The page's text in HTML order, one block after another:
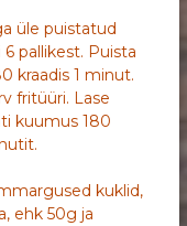
üle puistatud
pallikest. Puista
kraadis 1 minut.
fritüüri. Lase
kuumus 180
kuklid,
ehk 50g ja